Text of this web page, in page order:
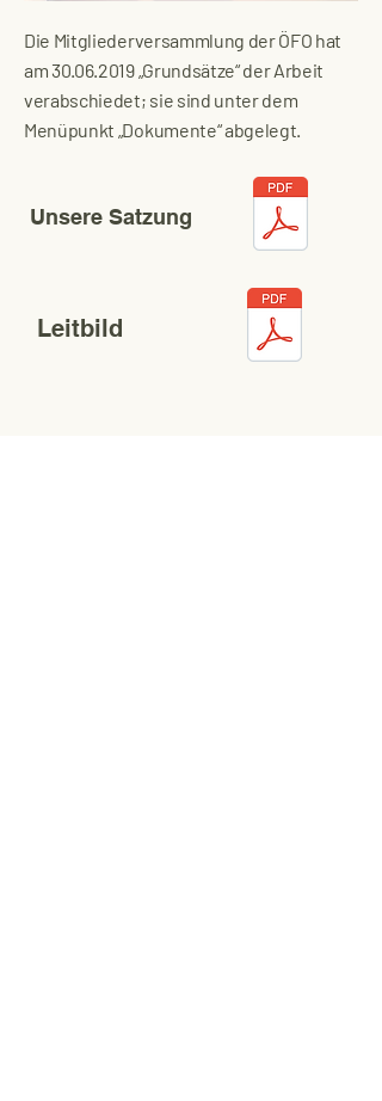
Die Mitgliederversammlung der ÖFO hat
am 30.06.2019„Grundsätze“ der Arbeit
verabschiedet; sie sind unter dem
Menüpunkt „Dokumente“ abgelegt.
Unsere Satzung
Leitbild